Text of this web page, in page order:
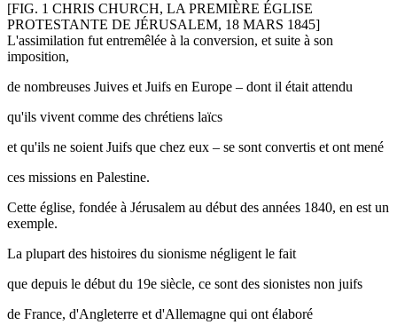
[FIG. 1 CHRIS CHURCH, LA PREMIÈRE ÉGLISE
PROTESTANTE DE JÉRUSALEM, 18 MARS 1845]
L'assimilation fut entremêlée à la conversion, et suite à son
imposition,
de nombreuses Juives et Juifs en Europe – dont il était attendu
qu'ils vivent comme des chrétiens laïcs
et qu'ils ne soient Juifs que chez eux – se sont convertis et ont mené
ces missions en Palestine.
Cette église, fondée à Jérusalem au début des années 1840, en est un
exemple.
La plupart des histoires du sionisme négligent le fait
que depuis le début du 19e siècle, ce sont des sionistes non juifs
de France, d'Angleterre et d'Allemagne qui ont élaboré